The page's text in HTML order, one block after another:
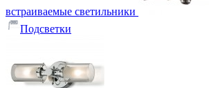
встраиваемые светильники
Подсветки